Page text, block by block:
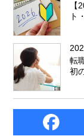
ト
転
初